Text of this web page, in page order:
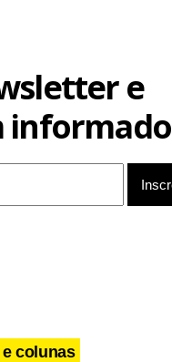
e
informado
colunas